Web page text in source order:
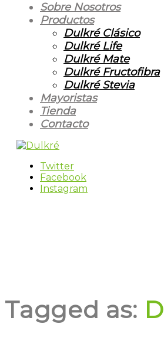
Sobre Nosotros
Productos
Dulkré Clásico
Dulkré Life
Dulkré Mate
Dulkré Fructofibra
Dulkré Stevia
Mayoristas
Tienda
Contacto
Twitter
Facebook
Instagram
Tagged as: